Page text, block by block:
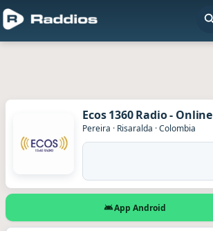
Ecos 1360 Radio - Online
Pereira · Risaralda ·Colombia
App Android